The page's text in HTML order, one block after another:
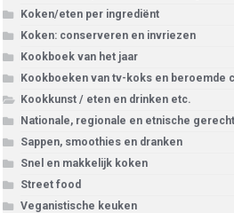
Koken/eten per ingrediënt
Koken: conserveren en invriezen
Kookboek van het jaar
Kookboeken van tv-koks en beroemde
Kookkunst / eten en drinken etc.
Nationale, regionale en etnische
Sappen, smoothies en dranken
Snel en makkelijk koken
Street food
Veganistische keuken